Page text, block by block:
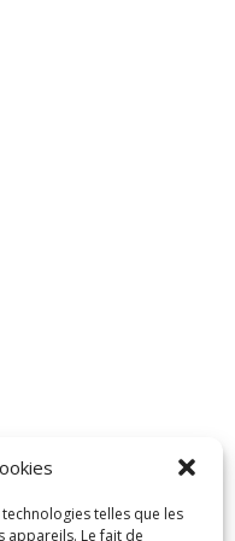
telles que les
appareils. Le fait de